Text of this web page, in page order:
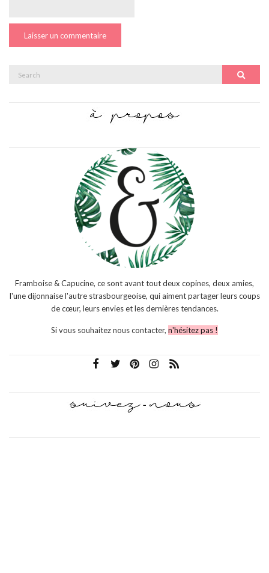
Framboise & Capucine, ce sont avant tout deux copines, deux amies,
l'une dijonnaise l'autre strasbourgeoise, qui aiment partager leurs coups
de cœur, leurs envies et les dernières tendances.
Si vous souhaitez nous contacter, n'hésitez pas !